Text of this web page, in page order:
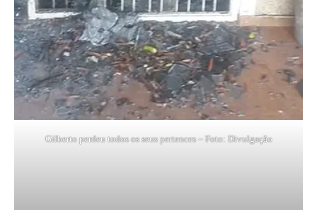
Gilberto perdeu todos os seus pertences – Foto: Divulgação